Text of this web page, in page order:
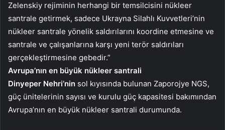
Zelenskiy rejiminin herhangi bir temsilcisini nükleer
santrale getirmek, sadece Ukrayna Silahlı Kuvvetleri’nin
nükleer santrale yönelik saldırılarını koordine etmesine ve
santrale ve çalışanlarına karşı yeni terör saldırıları
gerçekleştirmesine gebedir.”
Avrupa’nın en büyük nükleer santrali
Dinyeper Nehri’nin sol kıyısında bulunan Zaporojye NGS,
güç ünitelerinin sayısı ve kurulu güç kapasitesi bakımından
Avrupa’nın en büyük nükleer santrali durumunda.